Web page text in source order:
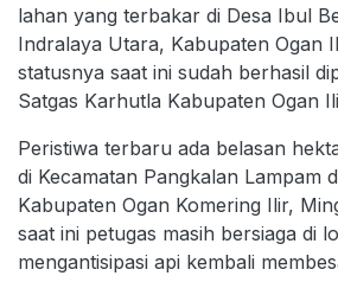
lahan yang terbakar di Desa Ibul
Indralaya Utara, Kabupaten Ogan
statusnya saat ini sudah berhasil
Satgas Karhutla Kabupaten Ogan
Peristiwa terbaru ada belasan
di Kecamatan Pangkalan Lampam
Kabupaten Ogan Komering Ilir,
saat ini petugas masih bersiaga di
mengantisipasi api kembali